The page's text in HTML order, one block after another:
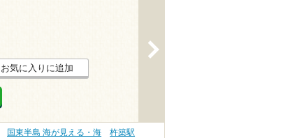
お気に入りに追加
国東半島 海が見える・海
杵築駅